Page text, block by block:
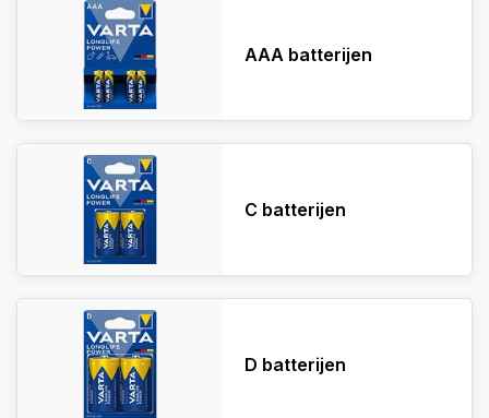
AAA batterijen
C batterijen
D batterijen